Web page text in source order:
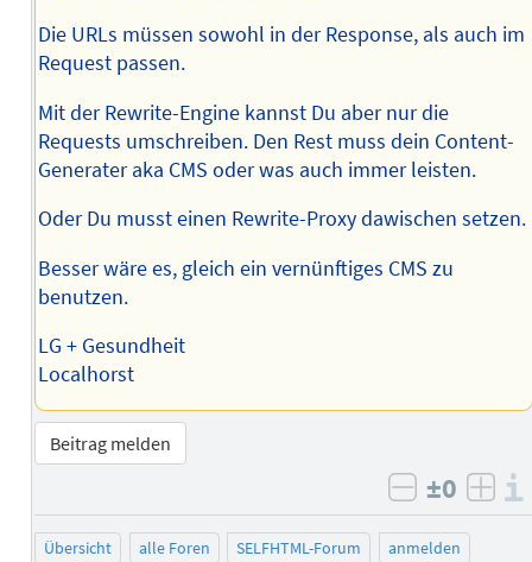
Die URLs müssen sowohl in der Response, als auch im
Request passen.
Mit der Rewrite-Engine kannst Du aber nur die
Requests umschreiben. Den Rest muss dein Content-
Generater aka CMS oder was auch immer leisten.
Oder Du musst einen Rewrite-Proxy dawischen setzen.
Besser wäre es, gleich ein vernünftiges CMS zu
benutzen.
LG + Gesundheit
Localhorst
Beitrag melden
negativ
±0
Übersicht alle Foren SELFHTML-Forum
anmelden